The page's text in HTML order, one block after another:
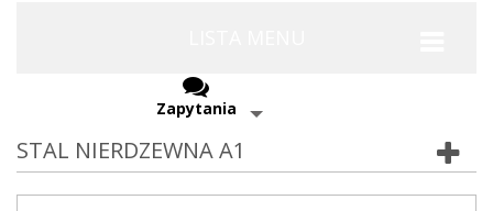
Zapytania
STAL NIERDZEWNA A1